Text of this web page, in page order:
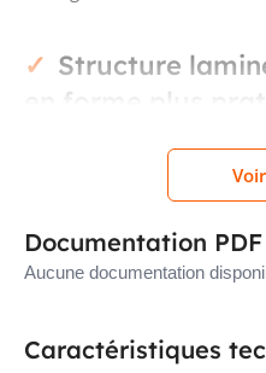
Structure
en forme plus
Sa structure lamellée
étamé. Ce principe
traditionnelle, tout en
usages de distribution
liaisons dans le tableau.
Documentation PDF
Aucune documentation
Caractéristiques